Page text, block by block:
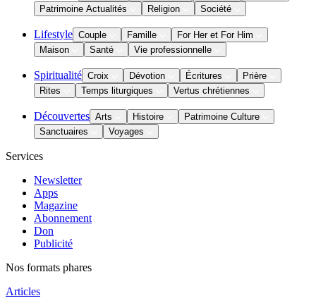
Patrimoine Actualités
Religion Société
Lifestyle Couple Famille
For Her et For Him
Maison
Santé Vie professionnelle
Spiritualité Croix Dévotion Écritures
Prière
Rites
Temps liturgiques Vertus chrétiennes
Découvertes Arts Histoire
Patrimoine Culture
Sanctuaires
Voyages
Services
Newsletter
Apps
Magazine
Abonnement
Don
Publicité
Nos formats phares
Articles